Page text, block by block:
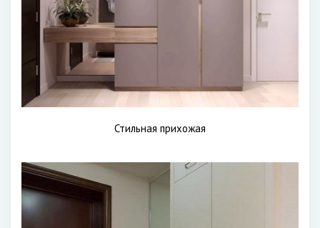
Стильная прихожая